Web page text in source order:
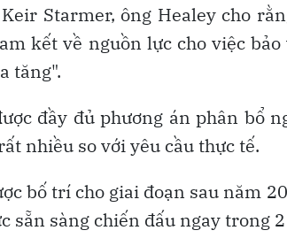
Starmer, ông Healey cho
kết về nguồn lực cho việc
tăng".
đầy đủ phương án phân bổ
nhiều so với yêu cầu thực tế.
bố trí cho giai đoạn sau năm
sẵn sàng chiến đấu ngay trong